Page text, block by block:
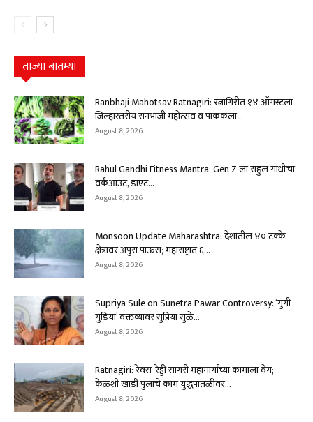
ताज्या बातम्या
Ranbhaji Mahotsav Ratnagiri: रत्नागिरीत १४ ऑगस्टला
जिल्हास्तरीय रानभाजी महोत्सव व पाककला...
August 8, 2026
Rahul Gandhi Fitness Mantra: Gen Z ला राहुल गांधींचा
वर्कआउट, डाएट...
August 8, 2026
Monsoon Update Maharashtra: देशातील ४० टक्के
क्षेत्रावर अपुरा पाऊस; महाराष्ट्रात ६...
August 8, 2026
Supriya Sule on Sunetra Pawar Controversy: ‘गुंगी
गुडिया’ वक्तव्यावर सुप्रिया सुळे...
August 8, 2026
Ratnagiri: रेवस-रेड्डी सागरी महामार्गाच्या कामाला वेग;
केळशी खाडी पुलाचे काम युद्धपातळीवर...
August 8, 2026